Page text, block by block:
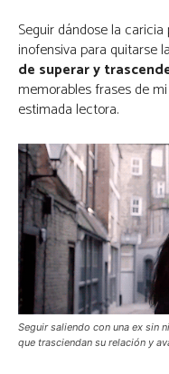
Seguir dándose la
inofensiva para quitarse
de superar y
memorables frases de
estimada lectora.
Seguir saliendo con una ex sin
que trasciendan su relación y